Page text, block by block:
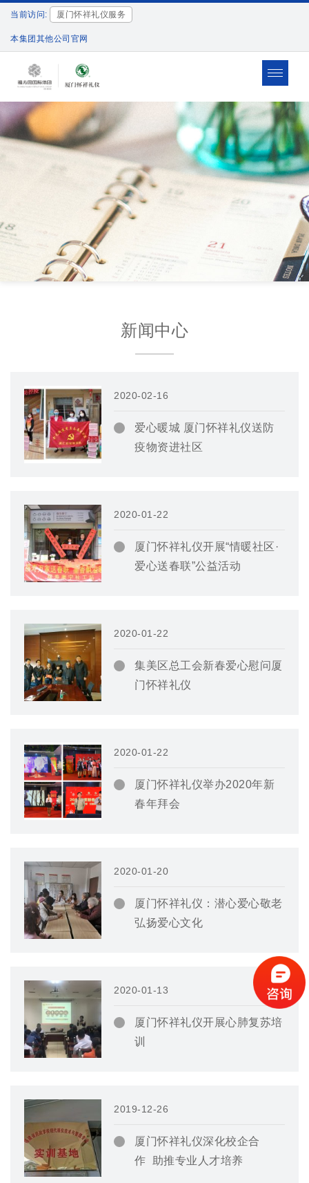
当前访问: 厦门怀祥礼仪服务
本集团其他公司官网
Toggle
新闻中心
2020-02-16
爱心暖城 厦门怀祥礼仪送防
疫物资进社区
2020-01-22
厦门怀祥礼仪开展“情暖社区·
爱心送春联”公益活动
2020-01-22
集美区总工会新春爱心慰问厦
门怀祥礼仪
2020-01-22
厦门怀祥礼仪举办2020年新
春年拜会
2020-01-20
厦门怀祥礼仪：潜心爱心敬老
弘扬爱心文化
2020-01-13
厦门怀祥礼仪开展心肺复苏培
训
2019-12-26
厦门怀祥礼仪深化校企合
作 助推专业人才培养